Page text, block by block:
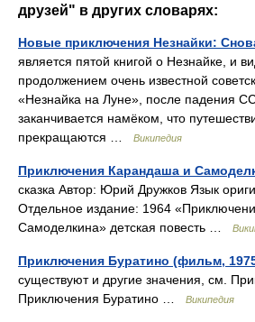
друзей" в других словарях:
Новые приключения Незнайки:
является пятой книгой о Незнайке, и
продолжением очень известной
«Незнайка на Луне», после падения
заканчивается намёком, что
прекращаются …
Википедия
Приключения Карандаша и
сказка Автор: Юрий Дружков Язык
Отдельное издание: 1964
Самоделкина» детская повесть …
Приключения Буратино (фильм,
существуют и другие значения, см.
Приключения Буратино …
Википедия